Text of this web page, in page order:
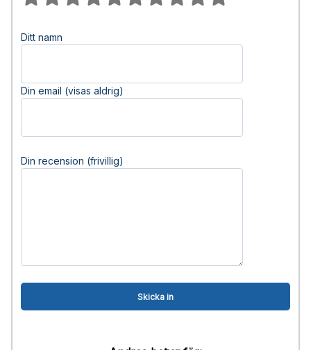
Ditt namn
Din email (visas aldrig)
Din recension (frivillig)